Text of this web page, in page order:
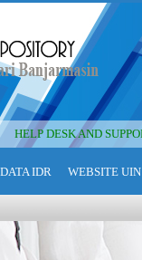
HELP DESK AND
IDR WEBSITE